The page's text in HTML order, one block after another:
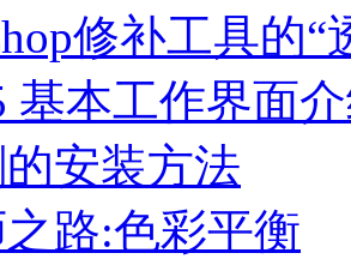
修补工具的“
基本工作界面
安装方法
路:色彩平衡